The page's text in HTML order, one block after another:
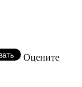
Оцените